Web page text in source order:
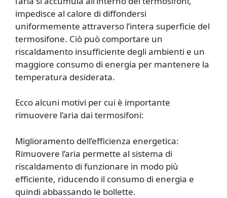
impedisce al calore di diffondersi
uniformemente attraverso l’intera superficie del
termosifone. Ciò può comportare un
riscaldamento insufficiente degli ambienti e un
maggiore consumo di energia per mantenere la
temperatura desiderata.
Ecco alcuni motivi per cui è importante
rimuovere l’aria dai termosifoni:
Miglioramento dell’efficienza energetica:
Rimuovere l’aria permette al sistema di
riscaldamento di funzionare in modo più
efficiente, riducendo il consumo di energia e
quindi abbassando le bollette.